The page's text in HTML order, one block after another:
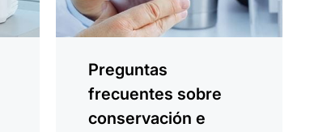
Preguntas
frecuentes sobre
conservación e